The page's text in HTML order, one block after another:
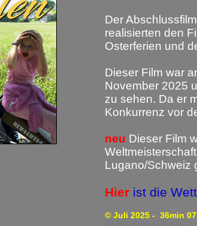
Der
realisierten den
Osterferien und
Dieser Film war
November 2025
zu sehen. Da er
Konkurrenz vor
neu Dieser Film
Lugano/Schweiz
Hier ist die
© Juli 2025 - 36min